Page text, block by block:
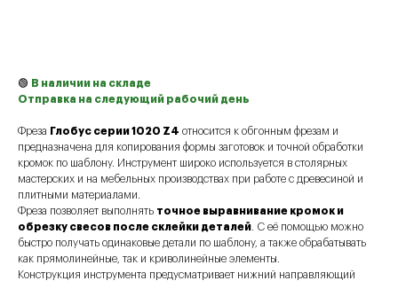
🟢 В наличии на складе
Отправка на следующий рабочий день
Фреза Глобус серии 1020 Z4 относится к обгонным фрезам и
предназначена для копирования формы заготовок и точной обработки
кромок по шаблону. Инструмент широко используется в столярных
мастерских и на мебельных производствах при работе с древесиной и
плитными материалами.
Фреза позволяет выполнять точное выравнивание кромок и
обрезку свесов после склейки деталей . С её помощью можно
быстро получать одинаковые детали по шаблону, а также обрабатывать
как прямолинейные, так и криволинейные элементы.
Конструкция инструмента предусматривает нижний направляющий